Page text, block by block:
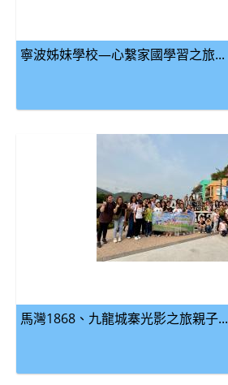
寧波姊妹學校—心繫家國學習之旅...
馬灣1868、九龍城寨光影之旅親子...